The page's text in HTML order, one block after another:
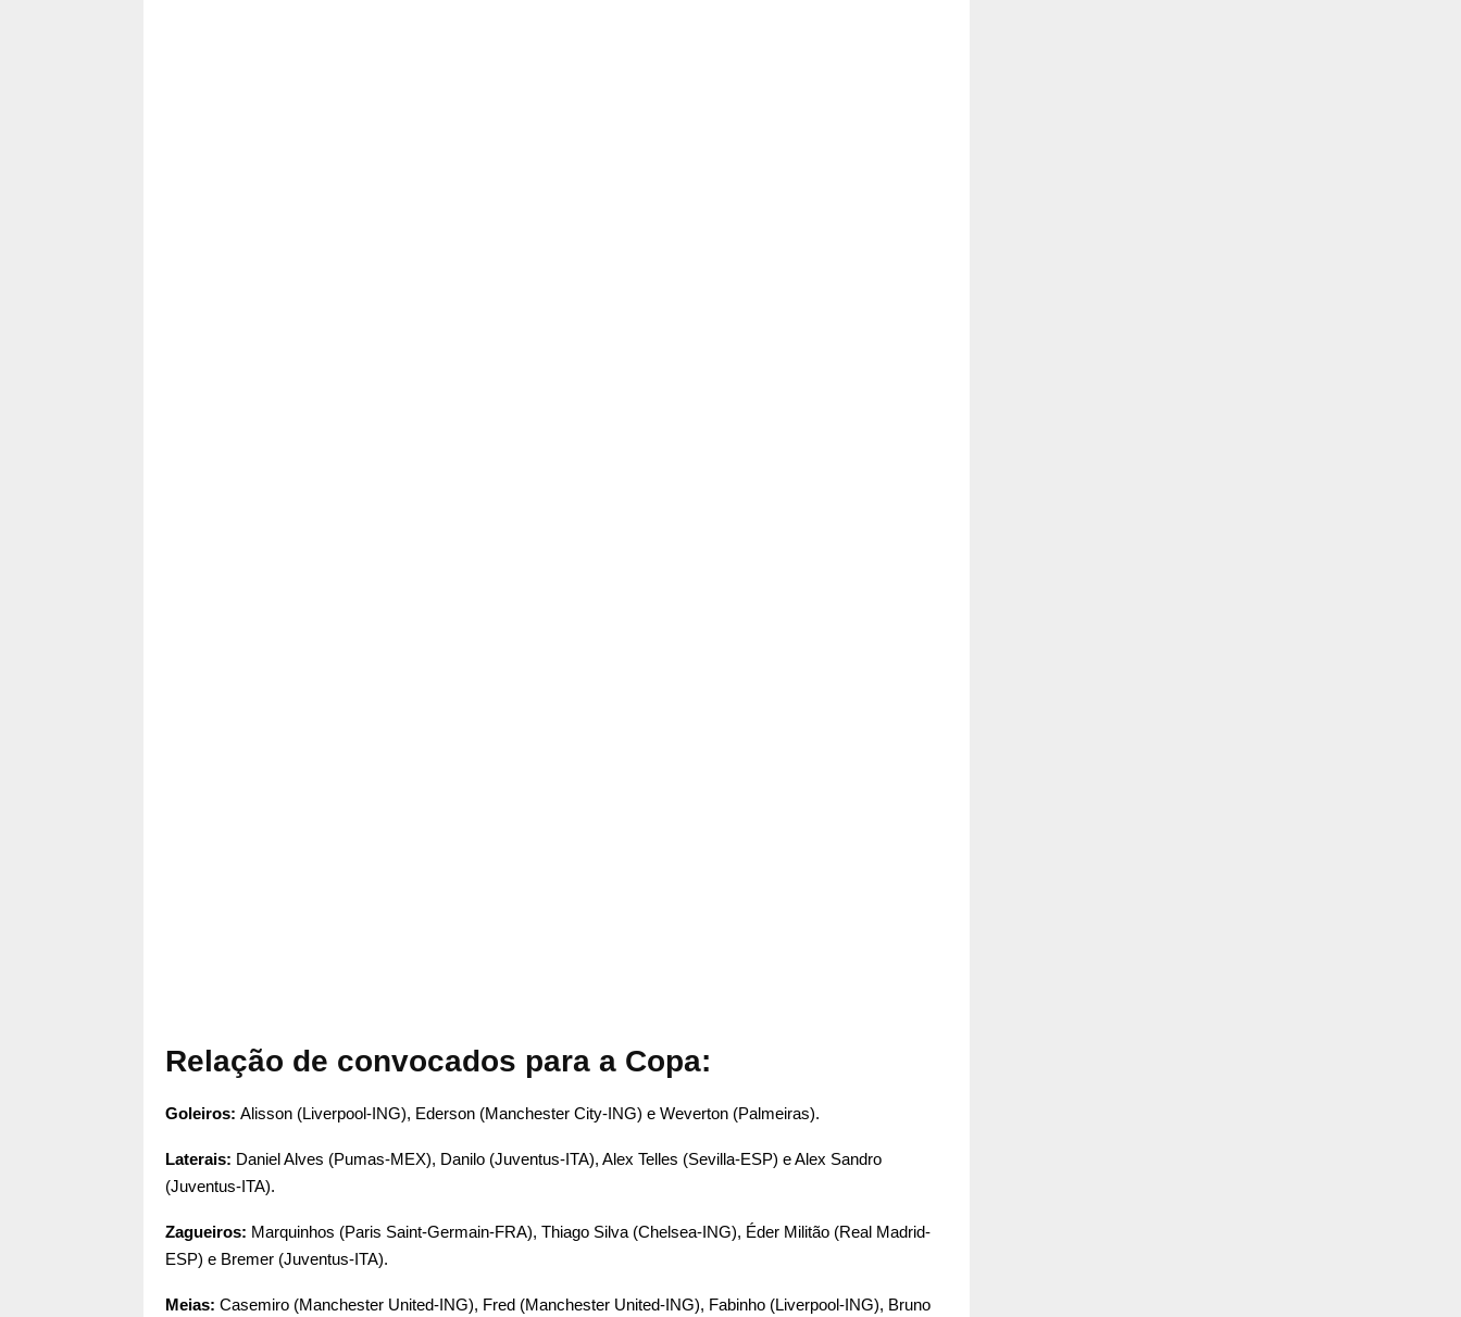
Relação de convocados para a Copa:
Goleiros: Alisson (Liverpool-ING), Ederson (Manchester City-ING) e Weverton (Palmeiras).
Laterais: Daniel Alves (Pumas-MEX), Danilo (Juventus-ITA), Alex Telles (Sevilla-ESP) e Alex Sandro
(Juventus-ITA).
Zagueiros: Marquinhos (Paris Saint-Germain-FRA), Thiago Silva (Chelsea-ING), Éder Militão (Real Madrid-
ESP) e Bremer (Juventus-ITA).
Meias: Casemiro (Manchester United-ING), Fred (Manchester United-ING), Fabinho (Liverpool-ING), Bruno